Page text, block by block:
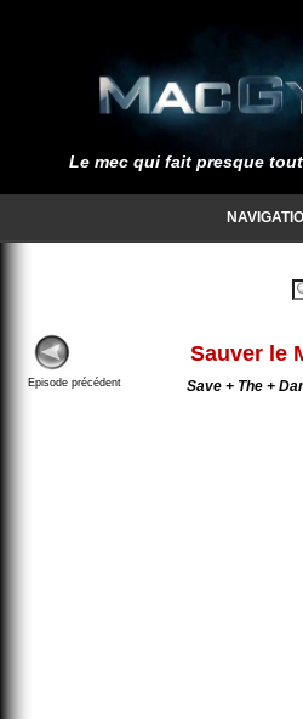
Le mec qui fait presque
Sauver le
Episode précédent Save + The +